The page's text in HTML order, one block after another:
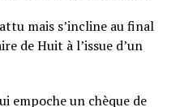
mais s’incline au final
de Huit à l’issue d’un
empoche un chèque de